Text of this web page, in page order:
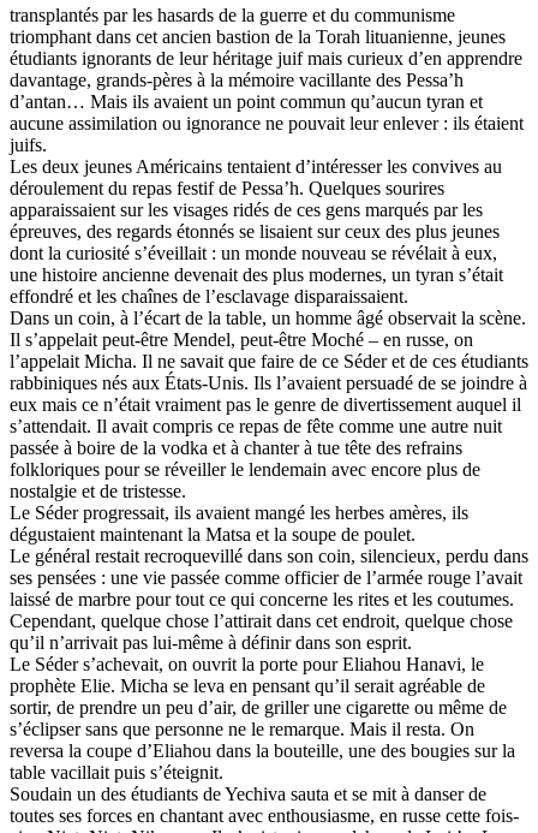
transplantés par les hasards de la guerre et du communisme
triomphant dans cet ancien bastion de la Torah lituanienne, jeunes
étudiants ignorants de leur héritage juif mais curieux d’en apprendre
davantage, grands-pères à la mémoire vacillante des Pessa’h
d’antan… Mais ils avaient un point commun qu’aucun tyran et
aucune assimilation ou ignorance ne pouvait leur enlever : ils étaient
juifs.
Les deux jeunes Américains tentaient d’intéresser les convives au
déroulement du repas festif de Pessa’h. Quelques sourires
apparaissaient sur les visages ridés de ces gens marqués par les
épreuves, des regards étonnés se lisaient sur ceux des plus jeunes
dont la curiosité s’éveillait : un monde nouveau se révélait à eux,
une histoire ancienne devenait des plus modernes, un tyran s’était
effondré et les chaînes de l’esclavage disparaissaient.
Dans un coin, à l’écart de la table, un homme âgé observait la scène.
Il s’appelait peut-être Mendel, peut-être Moché – en russe, on
l’appelait Micha. Il ne savait que faire de ce Séder et de ces étudiants
rabbiniques nés aux États-Unis. Ils l’avaient persuadé de se joindre à
eux mais ce n’était vraiment pas le genre de divertissement auquel il
s’attendait. Il avait compris ce repas de fête comme une autre nuit
passée à boire de la vodka et à chanter à tue tête des refrains
folkloriques pour se réveiller le lendemain avec encore plus de
nostalgie et de tristesse.
Le Séder progressait, ils avaient mangé les herbes amères, ils
dégustaient maintenant la Matsa et la soupe de poulet.
Le général restait recroquevillé dans son coin, silencieux, perdu dans
ses pensées : une vie passée comme officier de l’armée rouge l’avait
laissé de marbre pour tout ce qui concerne les rites et les coutumes.
Cependant, quelque chose l’attirait dans cet endroit, quelque chose
qu’il n’arrivait pas lui-même à définir dans son esprit.
Le Séder s’achevait, on ouvrit la porte pour Eliahou Hanavi, le
prophète Elie. Micha se leva en pensant qu’il serait agréable de
sortir, de prendre un peu d’air, de griller une cigarette ou même de
s’éclipser sans que personne ne le remarque. Mais il resta. On
reversa la coupe d’Eliahou dans la bouteille, une des bougies sur la
table vacillait puis s’éteignit.
Soudain un des étudiants de Yechiva sauta et se mit à danser de
toutes ses forces en chantant avec enthousiasme, en russe cette fois-